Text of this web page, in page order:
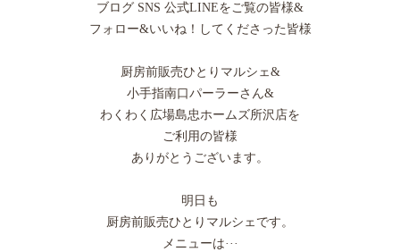
ブログ SNS 公式LINEをご覧の皆様&
フォロー&いいね！してくださった皆様
厨房前販売ひとりマルシェ&
小手指南口パーラーさん&
わくわく広場島忠ホームズ所沢店を
ご利用の皆様
ありがとうございます。
明日も
厨房前販売ひとりマルシェです。
メニューは···